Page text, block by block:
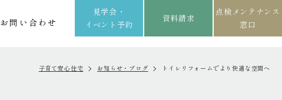
お問い合わせ
見学会・
イベント予約
資料請求
点検メンテナンス
窓口
子育て安心住宅 お知らせ・ブログ トイレリフォームでより快適な空間へ